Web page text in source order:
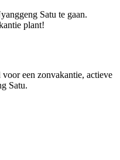
Satu te gaan.
plant!
een zonvakantie, actieve
Satu.